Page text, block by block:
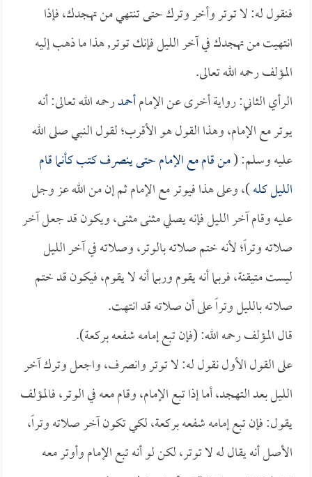
فنقول له: لا توتر وأخر وترك حتى تنتهي من تهجدك، فإذا
انتهيت من تهجدك في آخر الليل فإنك توتر, هذا ما ذهب إليه
المؤلف رحمه الله تعالى.
الرأي الثاني: رواية أخرى عن الإمامأحمدرحمه الله تعالى: أنه
يوتر مع الإمام، وهذا القول هو الأقرب؛ لقول النبي صلى الله
عليه وسلم: (من قام مع الإمام حتى ينصرف كتب كأنما قام
الليل كله)، وعلى هذا فيوتر مع الإمام ثم إن من الله عز وجل
عليه وقام آخر الليل فإنه يصلي مثنى مثنى، ويكون قد جعل آخر
صلاته وتراً؛ لأنه ختم صلاته بالوتر، وصلاته في آخر الليل
ليست متيقنة، فربما أنه يقوم وربما أنه لا يقوم، فيكون قد ختم
صلاته بالليل وتراً على أن صلاته قد انتهت.
قال المؤلف رحمه الله: (فإن تبع إمامه شفعه بركعة).
على القول الأول نقول له: لا توتر وانصرف، واجعل وترك آخر
الليل بعد التهجد، أما إذا تبع الإمام، وقام معه في الوتر، فالمؤلف
يقول: فإن تبع إمامه شفعه بركعة، لكي تكون آخر صلاته وتراً،
الأصل أنه يقال له لا توتر، لكن لو أنه تبع الإمام وأوتر معه